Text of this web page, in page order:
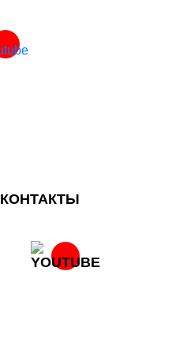
КОНТАКТЫ